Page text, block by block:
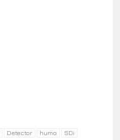
Detector humo
SDi